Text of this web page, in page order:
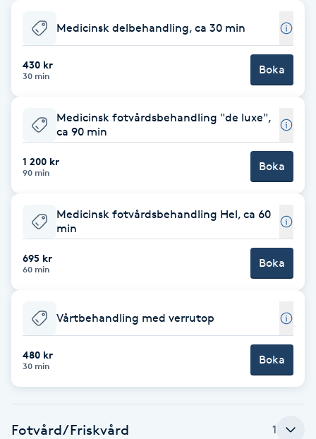
Babylights
Balayage
Barber
BIAB
Blowout
Brynfärgning
Medicinsk delbehandling, ca 30 min
430 kr
30 min Boka
Medicinsk fotvårdsbehandling "de luxe",
ca 90 min
1 200 kr
90 min Boka
Medicinsk fotvårdsbehandling Hel, ca 60
min
695 kr
60 min Boka
Vårtbehandling med verrutop
480 kr
30 min Boka
Fotvård/Friskvård 1